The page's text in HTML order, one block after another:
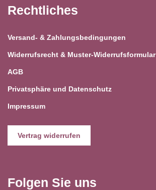
Rechtliches
Versand- & Zahlungsbedingungen
Widerrufsrecht & Muster-Widerrufsformular
AGB
Privatsphäre und Datenschutz
Impressum
Vertrag widerrufen
Folgen Sie uns